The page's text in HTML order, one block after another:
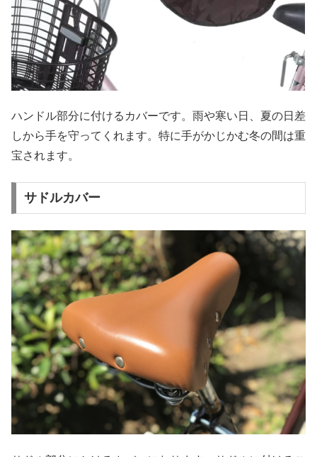
ハンドル部分に付けるカバーです。雨や寒い日、夏の日差
しから手を守ってくれます。特に手がかじかむ冬の間は重
宝されます。
サドルカバー